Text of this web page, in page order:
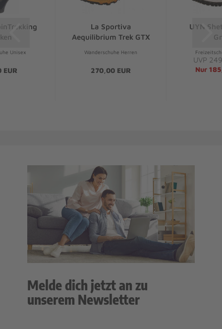
Unisex
EUR
La Sportiva
Aequilibrium Trek GTX
Wanderschuhe Herren
270,00 EUR
UYN
UVP
Nur
Melde dich jetzt an zu
unserem Newsletter